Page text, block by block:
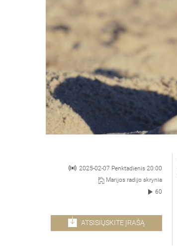
2025-02-07 Penktadienis 20:00
Marijos radijo skrynia
60
ATSISIŲSKITE ĮRAŠĄ